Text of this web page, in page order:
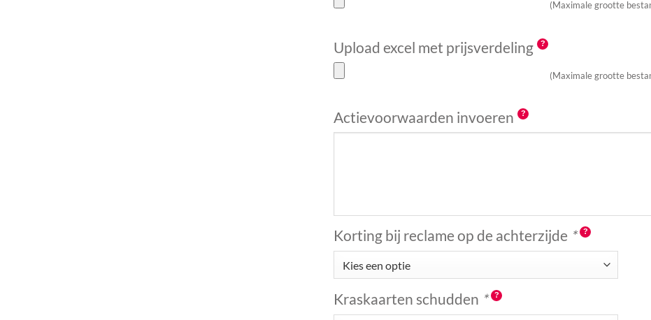
(Maximale grootte
Upload excel met prijsverdeling
(Maximale grootte
Actievoorwaarden invoeren
Korting bij reclame op de achterzijde *
Kraskaarten schudden *